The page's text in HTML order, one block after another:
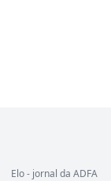
Elo - jornal da ADFA